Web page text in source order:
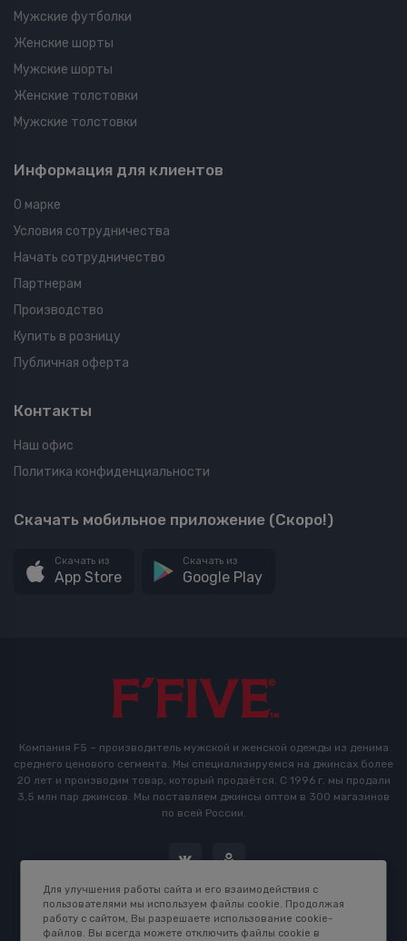
Мужские футболки
Женские шорты
Мужские шорты
Женские толстовки
Мужские толстовки
Информация для клиентов
О марке
Условия сотрудничества
Начать сотрудничество
Партнерам
Производство
Купить в розницу
Публичная оферта
Контакты
Наш офис
Политика конфиденциальности
Скачать мобильное приложение (Скоро!)
Скачать из
App Store
Скачать из
Google Play
Компания F5 – производитель мужской и женской одежды из денима
среднего ценового сегмента. Мы специализируемся на джинсах более
20 лет и производим товар, который продаётся. С 1996 г. мы продали
3,5 млн пар джинсов. Мы поставляем джинсы оптом в 300 магазинов
по всей России.
Для улучшения работы сайта и его взаимодействия с
пользователями мы используем файлы cookie. Продолжая
работу с сайтом, Вы разрешаете использование cookie-
файлов. Вы всегда можете отключить файлы cookie в